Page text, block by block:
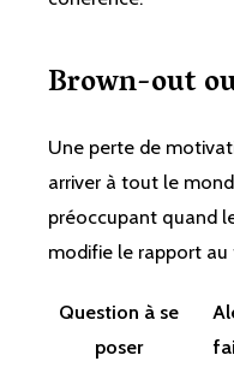
Brown-out
Une perte de
arriver à tout le
préoccupant quand
modifie le rapport au
Question à se
poser